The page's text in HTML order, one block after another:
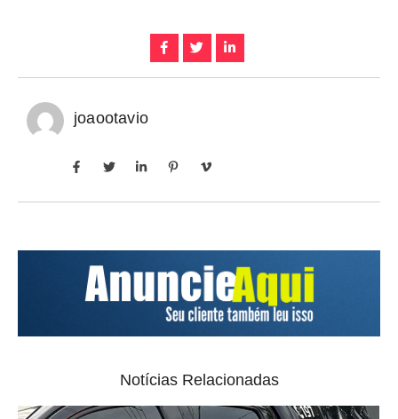
joaootavio
Notícias Relacionadas